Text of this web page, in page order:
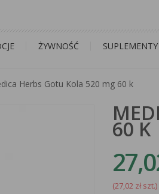
ŻYWNOŚĆ SUPLEMENTY
Herbs Gotu Kola 520 mg 60 k
60 K
(27,02 zł szt.)